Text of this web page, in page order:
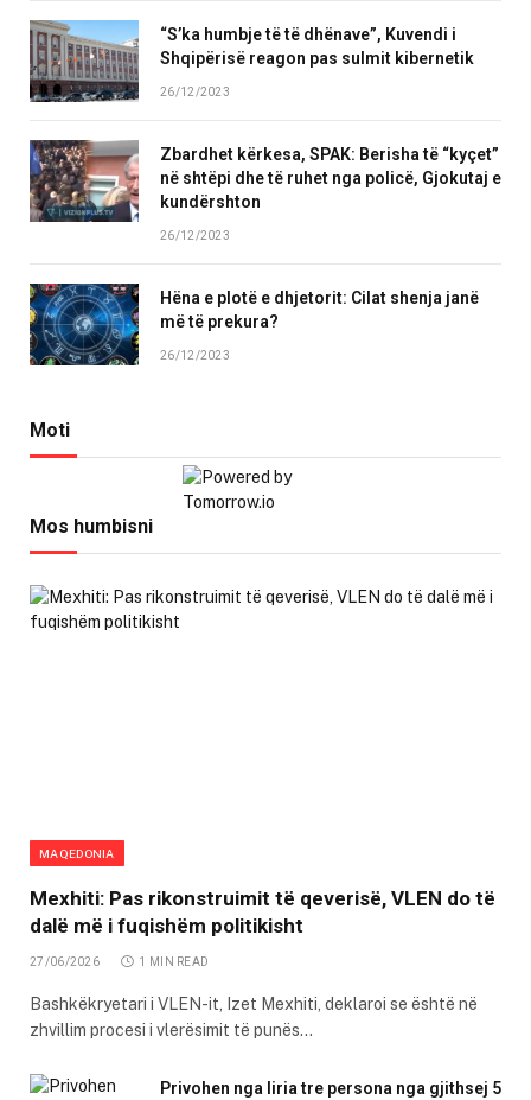
“S’ka humbje të të dhënave”, Kuvendi i
Shqipërisë reagon pas sulmit kibernetik
26/12/2023
Zbardhet kërkesa, SPAK: Berisha të “kyçet”
në shtëpi dhe të ruhet nga policë, Gjokutaj e
kundërshton
26/12/2023
Hëna e plotë e dhjetorit: Cilat shenja janë
më të prekura?
26/12/2023
Moti
Mos humbisni
MAQEDONIA
Mexhiti: Pas rikonstruimit të qeverisë, VLEN do të
dalë më i fuqishëm politikisht
27/06/2026 1 MIN READ
Bashkëkryetari i VLEN-it, Izet Mexhiti, deklaroi se është në
zhvillim procesi i vlerësimit të punës…
Privohen nga liria tre persona nga gjithsej 5